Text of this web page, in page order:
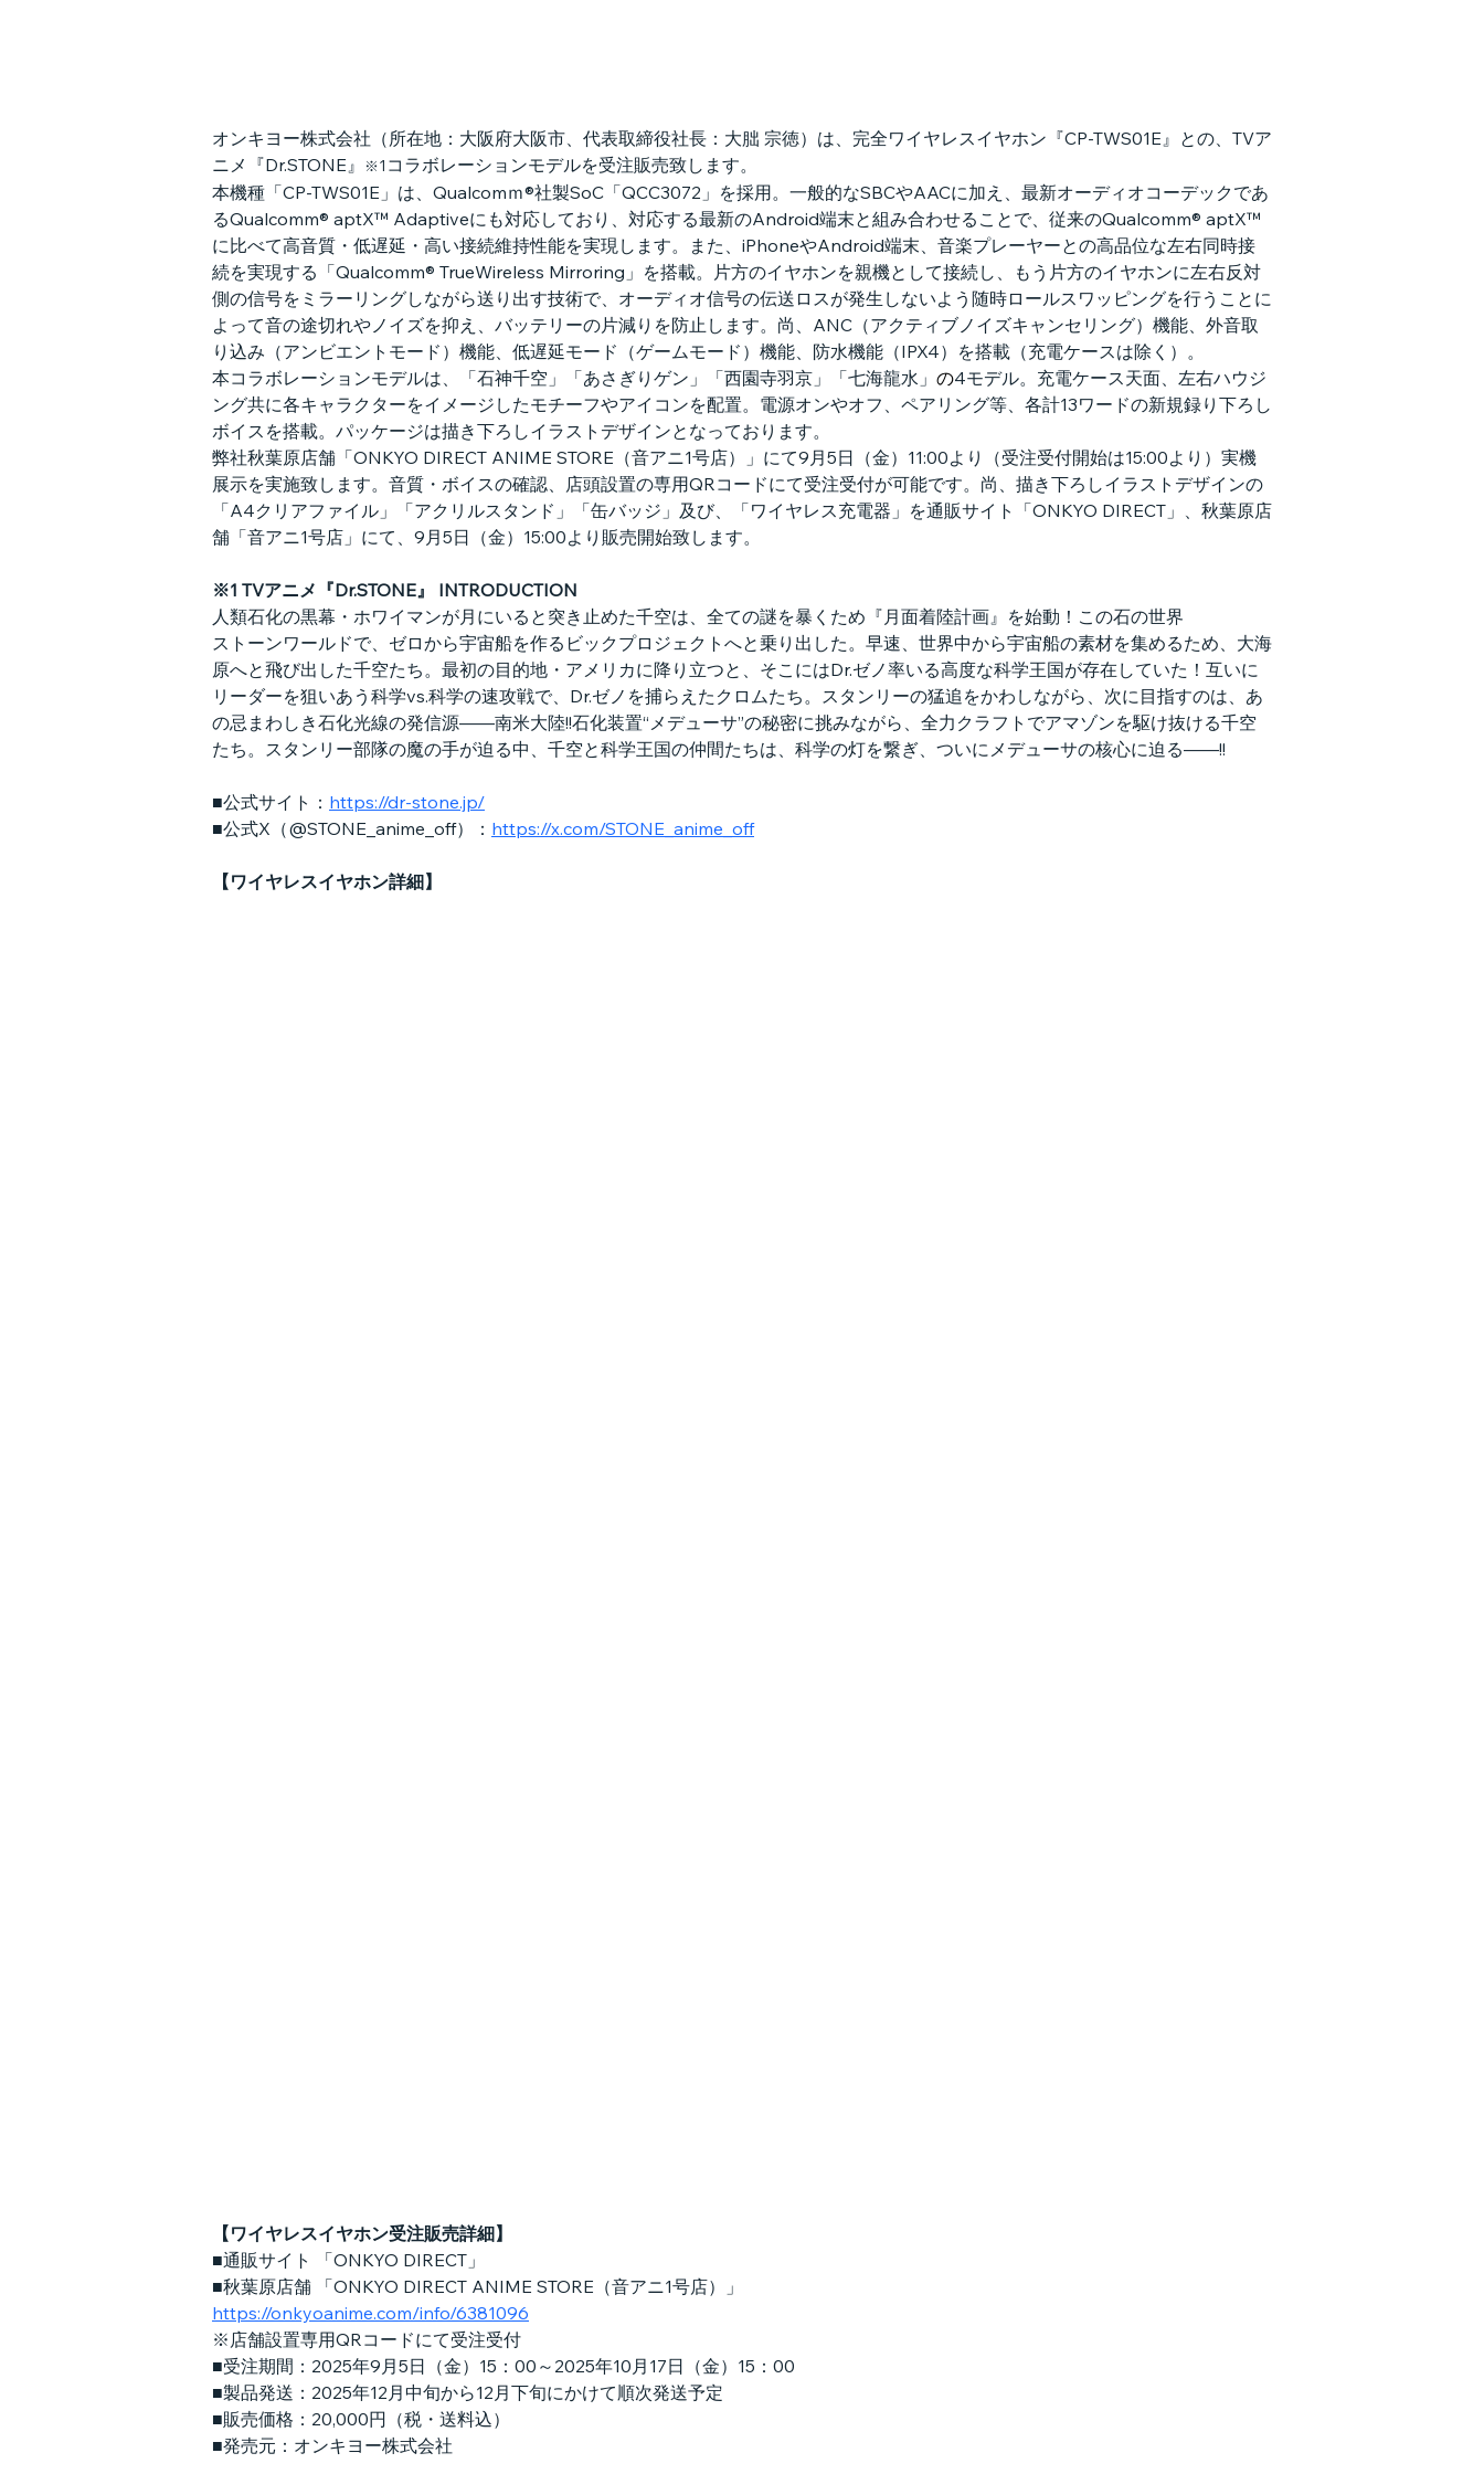
オンキヨー株式会社（所在地：大阪府大阪市、代表取締役社長：大朏 宗徳）は、完全ワイヤレスイヤホン『CP-TWS01E』との、TVア
ニメ『Dr.STONE』
※1 コラボレーションモデルを受注販売致します。
本機種「CP-TWS01E」は、Qualcomｍ®社製SoC「QCC3072」を採用。一般的なSBCやAACに加え、最新オーディオコーデックであ
るQualcomm® aptX™ Adaptiveにも対応しており、対応する最新のAndroid端末と組み合わせることで、従来のQualcomm® aptX™
に比べて高音質・低遅延・高い接続維持性能を実現します。また、iPhoneやAndroid端末、音楽プレーヤーとの高品位な左右同時接
続を実現する「Qualcomm® TrueWireless Mirroring」を搭載。片方のイヤホンを親機として接続し、もう片方のイヤホンに左右反対
側の信号をミラーリングしながら送り出す技術で、オーディオ信号の伝送ロスが発生しないよう随時ロールスワッピングを行うことに
よって音の途切れやノイズを抑え、バッテリーの片減りを防止します。尚、ANC（アクティブノイズキャンセリング）機能、外音取
り込み（アンビエントモード）機能、低遅延モード（ゲームモード）機能、防水機能（IPX4）を搭載（充電ケースは除く）。
本コラボレーションモデルは、「石神千空」「あさぎりゲン」「西園寺羽京」「七海龍水」 の4モデル。充電ケース天面、左右ハウジ
ング共に各キャラクターをイメージしたモチーフやアイコンを配置。電源オンやオフ、ペアリング等、各計13ワードの新規録り下ろし
ボイスを搭載。パッケージは描き下ろしイラストデザインとなっております。
弊社秋葉原店舗「ONKYO DIRECT ANIME STORE（音アニ1号店）」にて9月5日（金）11:00より（受注受付開始は15:00より）実機
展示を実施致します。音質・ボイスの確認、店頭設置の専用QRコードにて受注受付が可能です。尚、描き下ろしイラストデザインの
「A4クリアファイル」「アクリルスタンド」「缶バッジ」及び、「ワイヤレス充電器」を通販サイト「ONKYO DIRECT」、秋葉原店
舗「音アニ1号店」にて、9月5日（金）15:00より販売開始致します。
※1 TVアニメ『Dr.STONE』 INTRODUCTION
人類石化の黒幕・ホワイマンが月にいると突き止めた千空は、全ての謎を暴くため『月面着陸計画』を始動！この石の世界
ストーンワールドで、ゼロから宇宙船を作るビックプロジェクトへと乗り出した。早速、世界中から宇宙船の素材を集めるため、大海
原へと飛び出した千空たち。最初の目的地・アメリカに降り立つと、そこにはDr.ゼノ率いる高度な科学王国が存在していた！互いに
リーダーを狙いあう科学vs.科学の速攻戦で、Dr.ゼノを捕らえたクロムたち。スタンリーの猛追をかわしながら、次に目指すのは、あ
の忌まわしき石化光線の発信源――南米大陸!!石化装置“メデューサ”の秘密に挑みながら、全力クラフトでアマゾンを駆け抜ける千空
たち。スタンリー部隊の魔の手が迫る中、千空と科学王国の仲間たちは、科学の灯を繋ぎ、ついにメデューサの核心に迫る――!!
■公式サイト： https://dr-stone.jp/
■公式X（@STONE_anime_off）： https://x.com/STONE_anime_off
【ワイヤレスイヤホン詳細】
【ワイヤレスイヤホン受注販売詳細】
■通販サイト 「ONKYO DIRECT」
■秋葉原店舗 「ONKYO DIRECT ANIME STORE（音アニ1号店）」
https://onkyoanime.com/info/6381096
※店舗設置専用QRコードにて受注受付
■受注期間：2025年9月5日（金）15：00～2025年10月17日（金）15：00
■製品発送：2025年12月中旬から12月下旬にかけて順次発送予定
■販売価格：20,000円（税・送料込）
■発売元：オンキヨー株式会社